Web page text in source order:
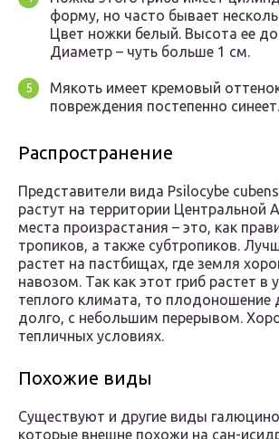
форму, но часто бывает
Цвет ножки белый. Высота ее
Диаметр – чуть больше 1 см.
Мякоть имеет кремовый
повреждения постепенно синеет.
Распространение
Представители вида Psilocybe
растут на территории Центральной
места произрастания – это, как
тропиков, а также субтропиков.
растет на пастбищах, где земля
навозом. Так как этот гриб растет в
теплого климата, то плодоношение
долго, с небольшим перерывом.
тепличных условиях.
Похожие виды
Существуют и другие виды
которые внешне похожи на сан-